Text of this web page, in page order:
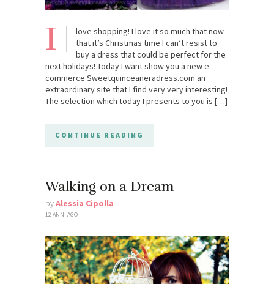
I
love shopping! I love it so much that now
that it’s Christmas time I can’t resist to
buy a dress that could be perfect for the
next holidays! Today I want show you a new e-
commerce Sweetquinceaneradress.com an
extraordinary site that I find very very interesting!
The selection which today I presents to you is […]
CONTINUE READING
Walking on a Dream
byAlessia Cipolla
12 ANNI AGO